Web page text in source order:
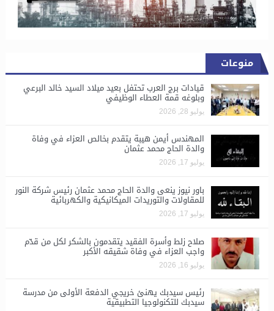
منوعات
قيادات برج العرب تحتفل بعيد ميلاد السيد خالد البرعي
وبلوغه قمة العطاء الوظيفي
يوليو 28, 2026
المهندس أيمن هيبة يتقدم بخالص العزاء في وفاة
والدة الحاج محمد عثمان
يوليو 17, 2026
باور نيوز ينعى والدة الحاج محمد عثمان رئيس شركة النور
للمقاولات والتوريدات الميكانيكية والكهربائية
يوليو 17, 2026
صلاح زلط وأسرة الفقيد يتقدمون بالشكر لكل من قدّم
واجب العزاء في وفاة شقيقه الأكبر
يوليو 16, 2026
رئيس سيدبك يهنئ خريجي الدفعة الأولى من مدرسة
سيدبك للتكنولوجيا التطبيقية